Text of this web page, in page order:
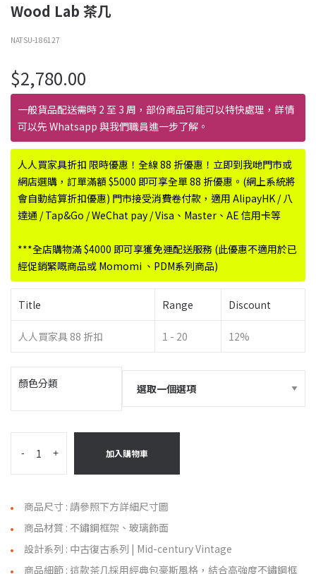
Wood Lab 茶几
NATSU-186127
$2,780.00
一般貨品配送需時 2 至 3 周，部份商品可能可以特快處理，詳情
可以先 Whatsapp 與我們職員進一步了解。
人人買家具折扣 限時優惠！全線 88 折優惠！立即到我哋門市或
網店選購，訂單滿額 $5000 即可享全單 88 折優惠。(網上系統將
會自動結算折扣優惠) 門市接受消費卷付款，適用 AlipayHK / 八
達通 / Tap&Go / WeChat pay / Visa、Master、AE 信用卡等
***全店購物滿 $4000 即可享獲免運配送服務 (此優惠不適用於已
經促銷緊嘅商品或 Momomi 、PDM系列商品)
Title Range Discount
人人買家具 88 折扣 1 - 20 12%
顏色分類
- + 加入購物車
商品尺寸 : 請參照下方詳細尺寸圖
商品材質 : 不鏽鋼框架、玻璃飾面
設計系列 : 中古復古系列 | Mid-century Vintage
商品細節 : 這款茶几採用經典包豪斯風格，結合高強度不鏽鋼框